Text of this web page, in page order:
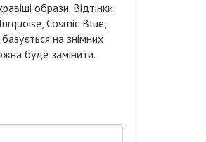
образи. Відтінки:
Cosmic Blue,
на знімних
буде замінити.